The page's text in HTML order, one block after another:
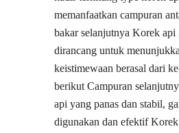
memanfaatkan campuran
bakar selanjutnya Korek api
dirancang untuk
keistimewaan berasal dari
berikut Campuran
api yang panas dan stabil,
digunakan dan efektif